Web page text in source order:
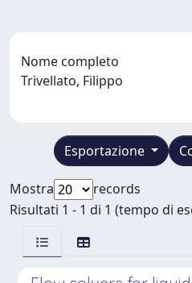
Nome completo
Trivellato, Filippo
Esportazione
Mostra
records
Risultati 1 - 1 di 1 (tempo di